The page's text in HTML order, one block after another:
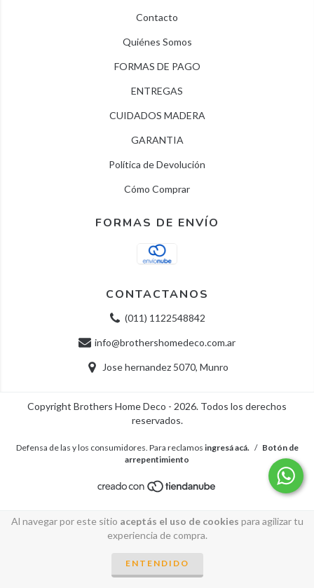
Al navegar por este sitio aceptás el uso de cookies para agilizar tu
experiencia de compra.
ENTENDIDO
Contacto
Quiénes Somos
FORMAS DE PAGO
ENTREGAS
CUIDADOS MADERA
GARANTIA
Política de Devolución
Cómo Comprar
FORMAS DE ENVÍO
CONTACTANOS
(011) 1122548842
info@brothershomedeco.com.ar
Jose hernandez 5070, Munro
Copyright Brothers Home Deco - 2026. Todos los derechos
reservados.
Defensa de las y los consumidores. Para reclamos ingresá acá. / Botón de
arrepentimiento